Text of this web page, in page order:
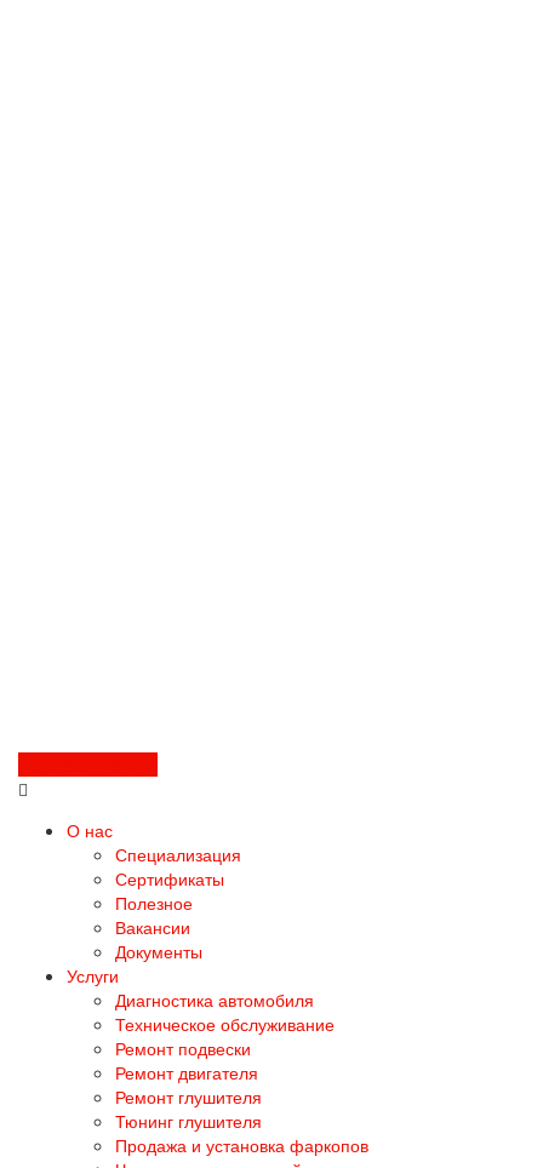
О нас
Специализация
Сертификаты
Полезное
Вакансии
Документы
Услуги
Диагностика автомобиля
Техническое обслуживание
Ремонт подвески
Ремонт двигателя
Ремонт глушителя
Тюнинг глушителя
Продажа и установка фаркопов